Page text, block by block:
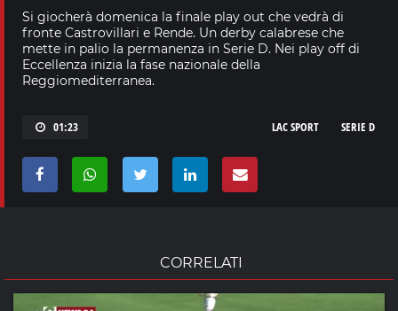
Si giocherà domenica la finale play out che vedrà di
fronte Castrovillari e Rende. Un derby calabrese che
mette in palio la permanenza in Serie D. Nei play off di
Eccellenza inizia la fase nazionale della
Reggiomediterranea.
01:23 SERIE D
LAC SPORT
CORRELATI